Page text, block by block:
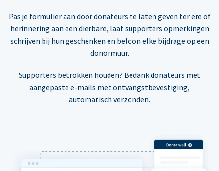
Pas je formulier aan door donateurs te laten geven ter ere of
herinnering aan een dierbare, laat supporters opmerkingen
schrijven bij hun geschenken en beloon elke bijdrage op een
donormuur.
Supporters betrokken houden? Bedank donateurs met
aangepaste e-mails met ontvangstbevestiging,
automatisch verzonden.